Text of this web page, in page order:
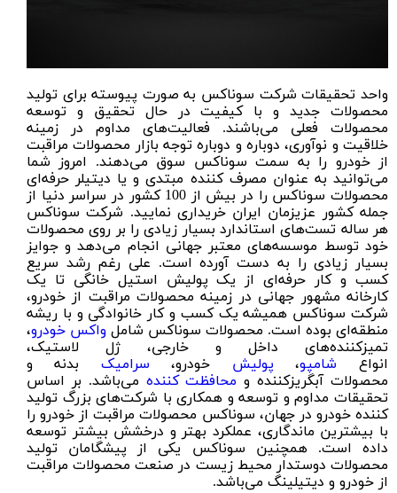
واحد تحقیقات شرکت سوناکس به صورت پیوسته برای تولید
محصولات جدید و با کیفیت در حال تحقیق و توسعه
محصولات فعلی می‌باشند. فعالیت‌های مداوم در زمینه
خلاقیت و نوآوری، دوباره و دوباره توجه بازار محصولات مراقبت
از خودرو را به سمت سوناکس سوق می‌دهند. امروز شما
می‌توانید به عنوان مصرف کننده مبتدی و یا دیتیلر حرفه‌ای
محصولات سوناکس را در بیش از 100 کشور در سراسر دنیا از
جمله کشور عزیزمان ایران خریداری نمایید. شرکت سوناکس
هر ساله تست‌های استاندارد بسیار زیادی را بر روی محصولات
خود توسط موسسه‌های معتبر جهانی انجام می‌دهد و جوایز
بسیار زیادی را به دست آورده است. علی رغم رشد سریع
کسب و کار حرفه‌ای از یک پولیش استیل خانگی تا یک
کارخانه مشهور جهانی در زمینه محصولات مراقبت از خودرو،
شرکت سوناکس همیشه یک کسب و کار خانوادگی و با ریشه
منطقه‌ای بوده است. محصولات سوناکس شامل واکس خودرو،
تمیزکننده‌های داخل و خارجی، ژل لاستیک،
انواع شامپو، پولیش خودرو، سرامیک بدنه و
محصولات آبگریزکننده و محافظت کننده می‌باشد. بر اساس
تحقیقات مداوم و توسعه و همکاری با شرکت‌های بزرگ تولید
کننده خودرو در جهان، سوناکس محصولات مراقبت از خودرو را
با بیشترین ماندگاری، عملکرد بهتر و درخشش بیشتر توسعه
داده است. همچنین سوناکس یکی از پیشگامان تولید
محصولات دوستدار محیط زیست در صنعت محصولات مراقبت
از خودرو و دیتیلینگ می‌باشد.